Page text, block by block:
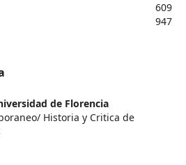
609
947
de Florencia
Historia y Critica de